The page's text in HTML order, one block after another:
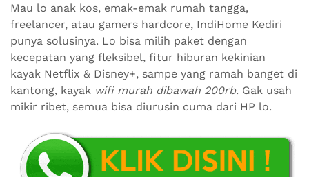
Mau lo anak kos, emak-emak rumah tangga,
freelancer, atau gamers hardcore, IndiHome Kediri
punya solusinya. Lo bisa milih paket dengan
kecepatan yang fleksibel, fitur hiburan kekinian
kayak Netflix & Disney+, sampe yang ramah banget di
kantong, kayak wifi murah dibawah 200rb. Gak usah
mikir ribet, semua bisa diurusin cuma dari HP lo.